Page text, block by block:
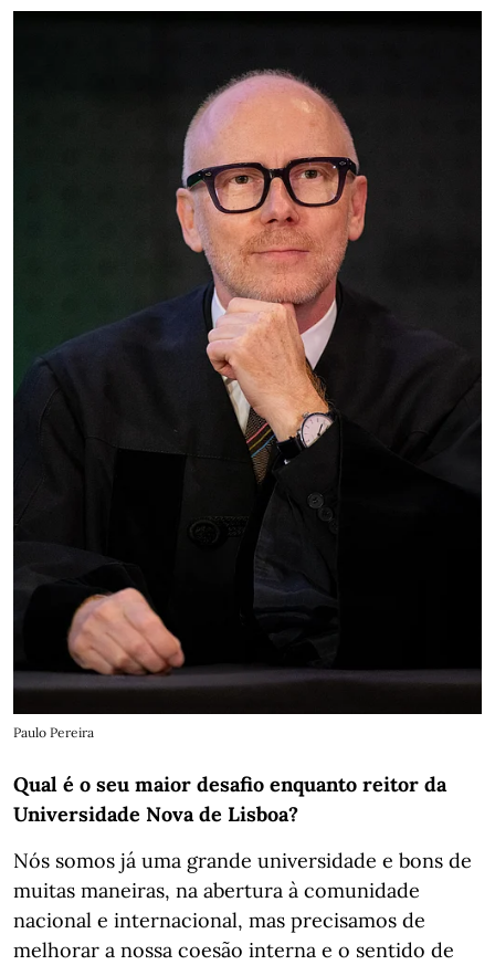
Paulo Pereira
Qual é o seu maior desafio enquanto reitor da
Universidade Nova de Lisboa?
Nós somos já uma grande universidade e bons de
muitas maneiras, na abertura à comunidade
nacional e internacional, mas precisamos de
melhorar a nossa coesão interna e o sentido de